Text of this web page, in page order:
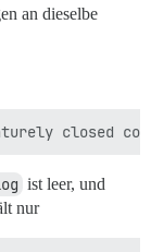
an dieselbe
ist leer, und
nur